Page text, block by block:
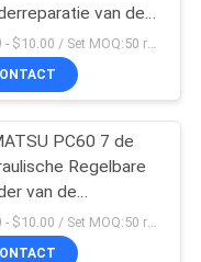
29
van de
$3.00 - $10.00 / Set MOQ:50 reeks/Reeksen
PC60 7 de
Regelbare
van de